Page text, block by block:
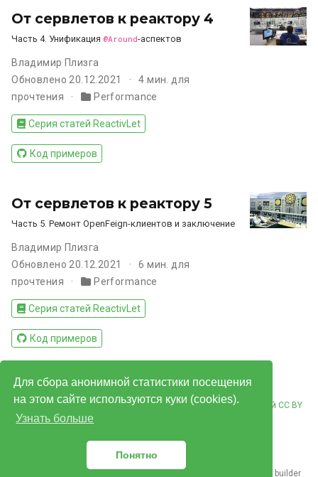
Для сбора анонимной статистики посещения
на этом сайте используются куки (cookies).
Узнать больше
Понятно
От сервлетов к реактору 4
Часть 4. Унификация @Around-аспектов
Владимир Плизга
Обновлено 20.12.2021
4 мин. для
прочтения
Performance
Серия статей ReactivLet
Код примеров
От сервлетов к реактору 5
Часть 5. Ремонт OpenFeign-клиентов и заключение
Владимир Плизга
Обновлено 20.12.2021
6 мин. для
прочтения
Performance
Серия статей ReactivLet
Код примеров
© Владимир Плизгá 2026. Контент опубликован под лицензией CC BY
website builder